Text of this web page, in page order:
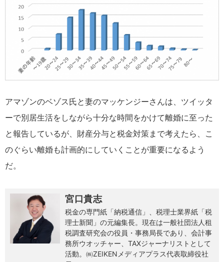
アマゾンのベゾス氏と妻のマッケンジーさんは、ツイッタ
ーで別居生活をしながら十分な時間をかけて離婚に至った
と報告しているが、財産分与と税金対策まで考えたら、こ
のぐらい離婚も計画的にしていくことが重要になるよう
だ。
宮口貴志
税金の専門紙「納税通信」、税理士業界紙「税
理士新聞」の元編集長。現在は一般社団法人租
税調査研究会の役員・事務局長であり、会計事
務所ウオッチャー、TAXジャーナリストとして
活動。㈱ZEIKENメディアプラス代表取締役社